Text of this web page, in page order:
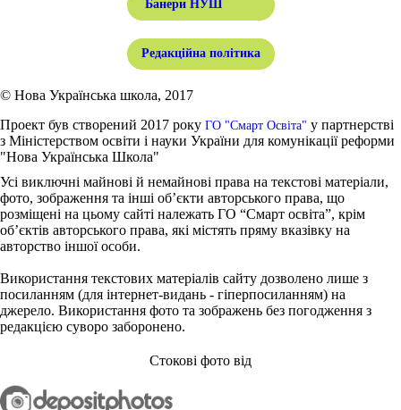
Банери НУШ
Редакційна політика
© Нова Українська школа, 2017
Проект був створений 2017 року ГО "Смарт Освіта" у партнерстві
з Міністерством освіти і науки України для комунікації реформи
"Нова Українська Школа"
Усі виключні майнові й немайнові права на текстові матеріали,
фото, зображення та інші об’єкти авторського права, що
розміщені на цьому сайті належать ГО “Смарт освіта”, крім
об’єктів авторського права, які містять пряму вказівку на
авторство іншої особи.
Використання текстових матеріалів сайту дозволено лише з
посиланням (для інтернет-видань - гіперпосиланням) на
джерело. Використання фото та зображень без погодження з
редакцією суворо заборонено.
Стокові фото від